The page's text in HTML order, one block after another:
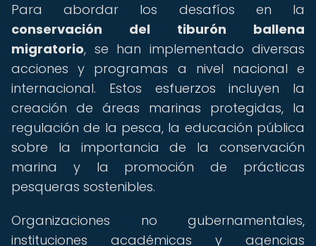
Para abordar los desafíos en la
conservación del tiburón ballena
migratorio, se han implementado diversas
acciones y programas a nivel nacional e
internacional. Estos esfuerzos incluyen la
creación de áreas marinas protegidas, la
regulación de la pesca, la educación pública
sobre la importancia de la conservación
marina y la promoción de prácticas
pesqueras sostenibles.
Organizaciones no gubernamentales,
instituciones académicas y agencias